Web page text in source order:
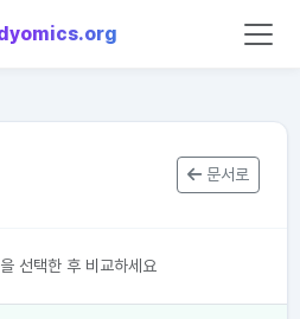
문서로
선택한 후 비교하세요